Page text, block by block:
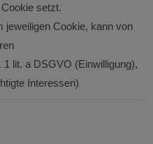
setzt.
jeweiligen Cookie, kann von
lit. a DSGVO (Einwilligung),
Interessen)